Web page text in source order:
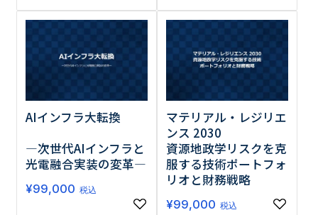
AIインフラ大転換
―次世代AIインフラと
光電融合実装の変革―
¥99,000 税込
マテリアル・レジリエ
ンス 2030
資源地政学リスクを克
服する技術ポートフォ
リオと財務戦略
¥99,000 税込